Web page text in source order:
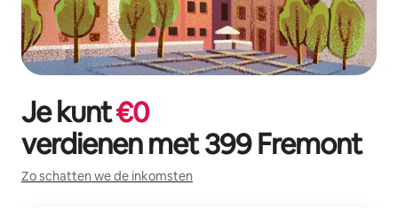
Je kunt€0
verdienen met399 Fremont
Zo schatten we de inkomsten